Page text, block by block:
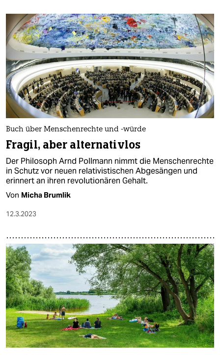
Buch über Menschenrechte und -würde
Fragil, aber alternativlos
Der Philosoph Arnd Pollmann nimmt die Menschenrechte
in Schutz vor neuen relativistischen Abgesängen und
erinnert an ihren revolutionären Gehalt.
Von Micha Brumlik
12.3.2023